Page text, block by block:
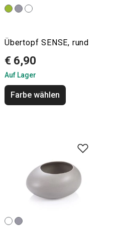
Übertopf SENSE, rund
€ 6,90
Auf Lager
Farbe wählen